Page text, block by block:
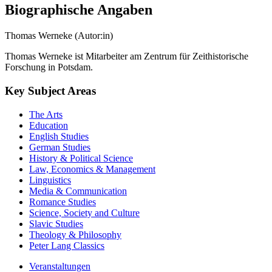
Biographische Angaben
Thomas Werneke (Autor:in)
Thomas Werneke ist Mitarbeiter am Zentrum für Zeithistorische
Forschung in Potsdam.
Key Subject Areas
The Arts
Education
English Studies
German Studies
History & Political Science
Law, Economics & Management
Linguistics
Media & Communication
Romance Studies
Science, Society and Culture
Slavic Studies
Theology & Philosophy
Peter Lang Classics
Veranstaltungen